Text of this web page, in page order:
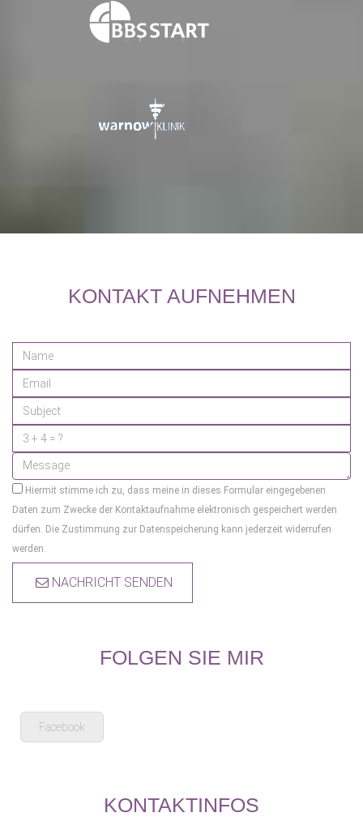
KONTAKT AUFNEHMEN
Hiermit stimme ich zu, dass meine in dieses Formular eingegebenen
Daten zum Zwecke der Kontaktaufnahme elektronisch gespeichert werden
dürfen. Die Zustimmung zur Datenspeicherung kann jederzeit widerrufen
werden.
NACHRICHT SENDEN
FOLGEN SIE MIR
Facebook
KONTAKTINFOS